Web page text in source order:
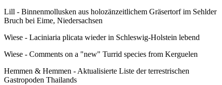
Lill - Binnenmollusken aus holozänzeitlichem Gräsertorf im Sehlder
Bruch bei Eime, Niedersachsen
Wiese - Laciniaria plicata wieder in Schleswig-Holstein lebend
Wiese - Comments on a "new" Turrid species from Kerguelen
Hemmen & Hemmen - Aktualisierte Liste der terrestrischen
Gastropoden Thailands